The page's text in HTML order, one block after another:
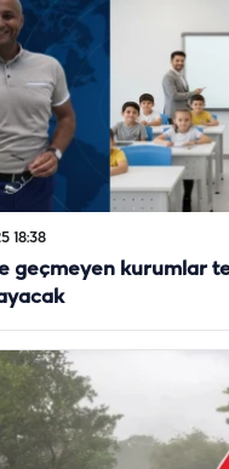
18:38
geçmeyen kurumlar